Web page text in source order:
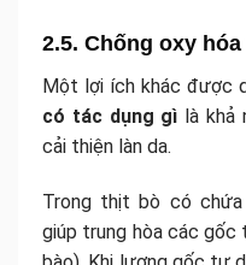
2.5. Chống oxy
Một lợi ích khác được
có tác dụng gì là
cải thiện làn da.
Trong thịt bò có
giúp trung hòa các gốc